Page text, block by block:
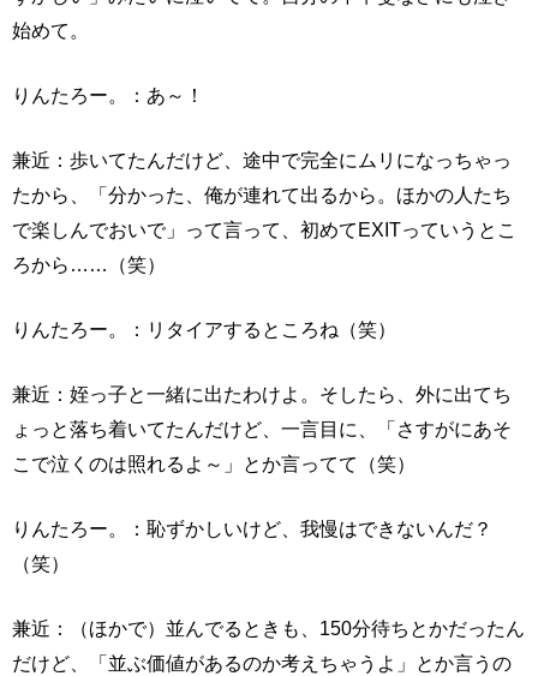
始めて。
りんたろー。：あ～！
兼近：歩いてたんだけど、途中で完全にムリになっちゃっ
たから、「分かった、俺が連れて出るから。ほかの人たち
で楽しんでおいで」って言って、初めてEXITっていうとこ
ろから……（笑）
りんたろー。：リタイアするところね（笑）
兼近：姪っ子と一緒に出たわけよ。そしたら、外に出てち
ょっと落ち着いてたんだけど、一言目に、「さすがにあそ
こで泣くのは照れるよ～」とか言ってて（笑）
りんたろー。：恥ずかしいけど、我慢はできないんだ？
（笑）
兼近：（ほかで）並んでるときも、150分待ちとかだったん
だけど、「並ぶ価値があるのか考えちゃうよ」とか言うの